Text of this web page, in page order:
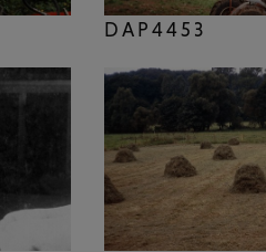
DAP4453